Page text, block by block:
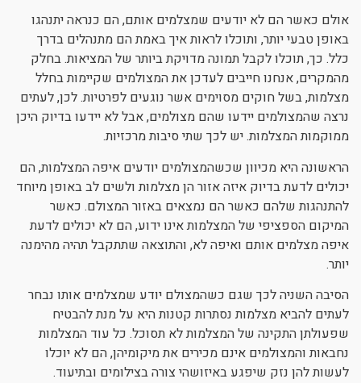
אולם כאשר הם לא יודעים שמצלמים אותם, הם כנראה יתנהגו
באופן טבעי יותר, ותוכלו לראות איך באמת הם מתנהלים בדרך
כלל. כך, תוכלו לקבל תמונה מדויקת ביותר של המציאות. בחלק
מהמקרים, אנחנו חייבים לעדכן את המצולמים שקיימות בחלל
מצלמות, בשל חוקים מסוימים אשר נוגעים לפרטיות. לכן, לעתים
נרצה שהמצולמים יידעו שהם מצולמים, אבל לא יידעו בדיוק היכן
ממוקמות המצלמות. יש לכך שתי סיבות מרכזיות.
הראשונה היא מכיוון שכשהמצולמים יודעים איפה המצלמות, הם
יכולים לדעת בדיוק איזה אזור הן מצלמות ולשים לב באופן מיוחד
להתנהגות שלהם כאשר הם נמצאים באזור המצולם. כאשר
המיקום הספציפי של המצלמות אינו ידוע, הם לא יכולים לדעת
איפה מצלמים אותם ואיפה לא, והתוצאה שתתקבל תהיה מהימנה
יותר.
הסיבה השניה לכך שגם כשהמצולם יודע שמצלמים אותו נבחר
לעתים להביא מצלמות נסתרות קטנות היא על מנת להבטיח
שפעולתן התקינה של המצלמות לא תסוכל. כל עוד המצלמות
נחבאות והמצולמים אינם מכירים את מיקומיהן, הם לא יוכלו
לעשות להן נזק שיפגע באיזושהי צורה בצילומים ובתיעוד.